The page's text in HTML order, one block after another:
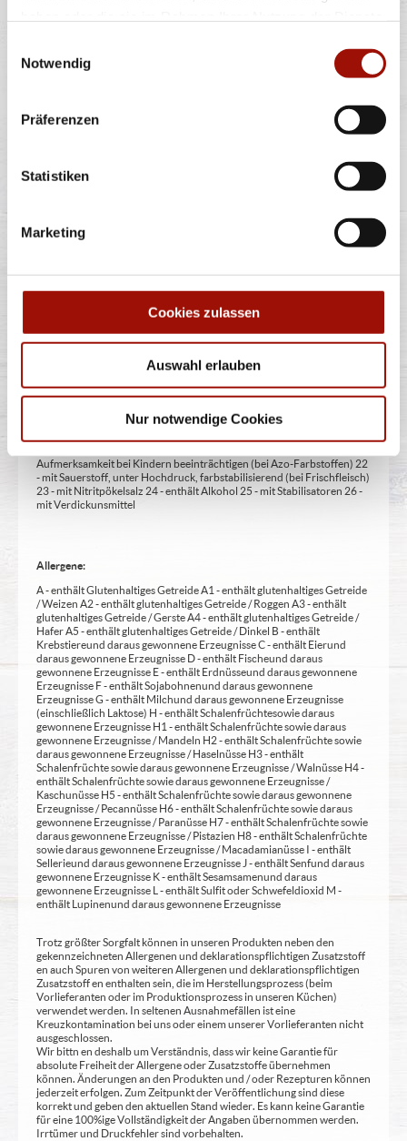
Notwendig
Präferenzen
Statistiken
Marketing
Cookies zulassen
Auswahl erlauben
Nur notwendige Cookies
Standard(26cm) Maxi(32cm) Wumbo(38cm)
Grammaturen oder Durchmessern, bspw. der Pizzen sind circa-
Angaben und können durch die Zubereitung geringfügig variieren.
Verwendete Abbildungen können von den tatsächlich gelieferten
* Weitere Produktinformationen zu vorverpackten Lebensmitteln
Hersteller finden Sie unter www.pizzamax.de/produktinformationen
Antioxidationsmittel 4 - mit Geschmacksverstärker 5 - geschwefelt 6 -
9 - mit Süßungsmittel 10 - mit Süßungsmitteln 11 - mit (einer)
zur Angabe 13 - enthält eine Phenylalaninquelle (zusätzlich zur Angabe
Angabe 15 - unter Schutzatmosphäre verpackt 16 - chininhaltig 17 -
koffeinhaltig 18 - mit Milcheiweiß (bei Fleischerzeugnissen) 19 - mit
Aufmerksamkeit bei Kindern beeinträchtigen (bei Azo-Farbstoffen) 22
- mit Sauerstoff, unter Hochdruck, farbstabilisierend (bei Frischfleisch)
23 - mit Nitritpökelsalz 24 - enthält Alkohol 25 - mit Stabilisatoren 26 -
mit Verdickunsmittel
Allergene:
A - enthält Glutenhaltiges Getreide A1 - enthält glutenhaltiges Getreide
/ Weizen A2 - enthält glutenhaltiges Getreide / Roggen A3 - enthält
glutenhaltiges Getreide / Gerste A4 - enthält glutenhaltiges Getreide /
Hafer A5 - enthält glutenhaltiges Getreide / Dinkel B - enthält
Krebstiere und daraus gewonnene Erzeugnisse C - enthält Eier und
daraus gewonnene Erzeugnisse D - enthält Fische und daraus
gewonnene Erzeugnisse E - enthält Erdnüsse und daraus gewonnene
Erzeugnisse F - enthält Sojabohnen und daraus gewonnene
Erzeugnisse G - enthält Milch und daraus gewonnene Erzeugnisse
(einschließlich Laktose) H - enthält Schalenfrüchte sowie daraus
gewonnene Erzeugnisse H1 - enthält Schalenfrüchte sowie daraus
gewonnene Erzeugnisse / Mandeln H2 - enthält Schalenfrüchte sowie
daraus gewonnene Erzeugnisse / Haselnüsse H3 - enthält
Schalenfrüchte sowie daraus gewonnene Erzeugnisse / Walnüsse H4 -
enthält Schalenfrüchte sowie daraus gewonnene Erzeugnisse /
Kaschunüsse H5 - enthält Schalenfrüchte sowie daraus gewonnene
Erzeugnisse / Pecannüsse H6 - enthält Schalenfrüchte sowie daraus
gewonnene Erzeugnisse / Paranüsse H7 - enthält Schalenfrüchte sowie
daraus gewonnene Erzeugnisse / Pistazien H8 - enthält Schalenfrüchte
sowie daraus gewonnene Erzeugnisse / Macadamianüsse I - enthält
Sellerie und daraus gewonnene Erzeugnisse J - enthält Senf und daraus
gewonnene Erzeugnisse K - enthält Sesamsamen und daraus
gewonnene Erzeugnisse L - enthält Sulfit oder Schwefeldioxid M -
enthält Lupinen und daraus gewonnene Erzeugnisse
Trotz größter Sorgfalt können in unseren Produkten neben den
gekennzeichneten Allergenen und deklarationspflichtigen Zusatzstoff
en auch Spuren von weiteren Allergenen und deklarationspflichtigen
Zusatzstoff en enthalten sein, die im Herstellungsprozess (beim
Vorlieferanten oder im Produktionsprozess in unseren Küchen)
verwendet werden. In seltenen Ausnahmefällen ist eine
Kreuzkontamination bei uns oder einem unserer Vorlieferanten nicht
ausgeschlossen.
Wir bittn en deshalb um Verständnis, dass wir keine Garantie für
absolute Freiheit der Allergene oder Zusatzstoffe übernehmen
können. Änderungen an den Produkten und / oder Rezepturen können
jederzeit erfolgen. Zum Zeitpunkt der Veröffentlichung sind diese
korrekt und geben den aktuellen Stand wieder. Es kann keine Garantie
für eine 100%ige Vollständigkeit der Angaben übernommen werden.
Irrtümer und Druckfehler sind vorbehalten.